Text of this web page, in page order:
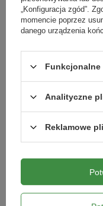
28,59 zł
Kategorie powiązane
„Konfiguracja zgód”.
momencie poprzez
danego urządzenia
Analityczne
Reklamowe